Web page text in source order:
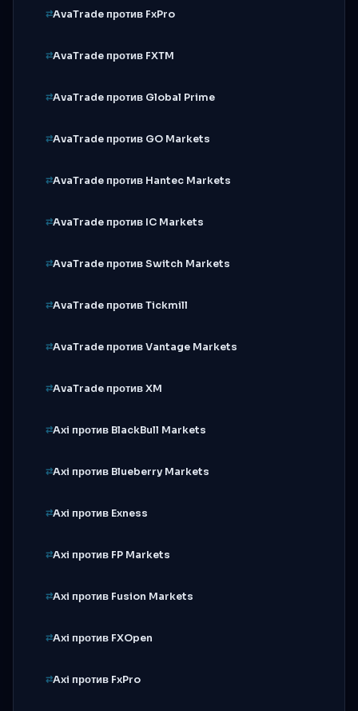
AvaTrade против FxPro
AvaTrade против FXTM
AvaTrade против Global Prime
AvaTrade против GO Markets
AvaTrade против Hantec Markets
AvaTrade против IC Markets
AvaTrade против Switch Markets
AvaTrade против Tickmill
AvaTrade против Vantage Markets
AvaTrade против XM
Axi против BlackBull Markets
Axi против Blueberry Markets
Axi против Exness
Axi против FP Markets
Axi против Fusion Markets
Axi против FXOpen
Axi против FxPro